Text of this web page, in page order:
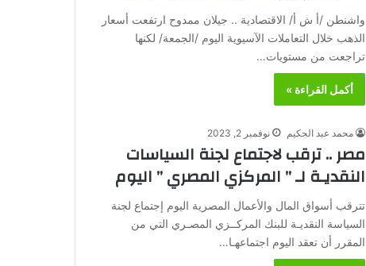
واشنطن /أ ش أ/ الاقتصادية .. جيلان ممدوح ارتفعت أسعار
الذهب خلال التعاملات الآسيوية اليوم /الجمعة/ لكنها
تراجعت من مستويات…
أكمل القراءة »
محمد عبد الحكيم نوفمبر 2, 2023
مصر .. ترقب لاجتماع لجنة السياسات
النقديـة لـ ” المركزي المصري ” اليوم
تترقب أسواق المال والأعمال المصرية اليوم إجتماع لجنة
السياسة النقديـة للبنك المركــزي المصـري التي من
المقرر أن تعقد اليوم اجتماعهـا…